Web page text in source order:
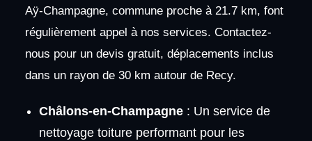
Aÿ-Champagne, commune proche à 21.7 km, font
régulièrement appel à nos services. Contactez-
nous pour un devis gratuit, déplacements inclus
dans un rayon de 30 km autour de Recy.
Châlons-en-Champagne: Un service de
nettoyage toiture performant pour les